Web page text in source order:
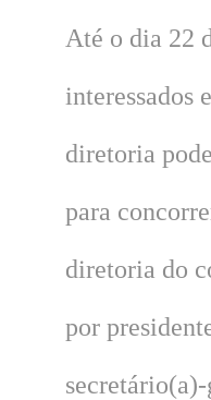
Até o dia 22
interessados
diretoria
para
diretoria do
por